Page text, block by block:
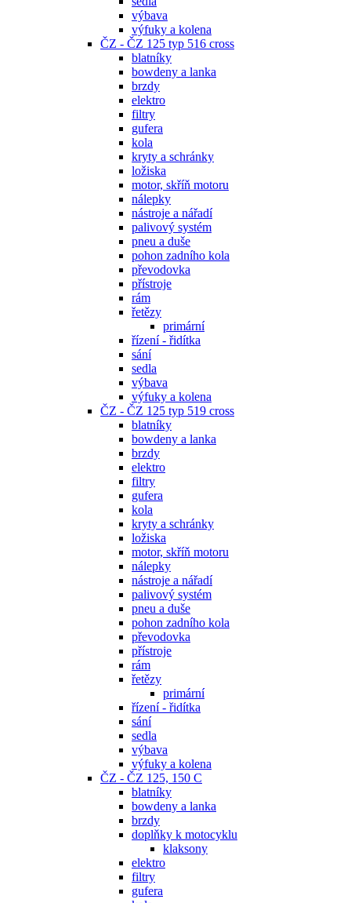
výbava
výfuky a kolena
ČZ - ČZ 125 typ 516 cross
blatníky
bowdeny a lanka
brzdy
elektro
filtry
gufera
kola
kryty a schránky
ložiska
motor, skříň motoru
nálepky
nástroje a nářadí
palivový systém
pneu a duše
pohon zadního kola
převodovka
přístroje
rám
řetězy
primární
řízení - řidítka
sání
sedla
výbava
výfuky a kolena
ČZ - ČZ 125 typ 519 cross
blatníky
bowdeny a lanka
brzdy
elektro
filtry
gufera
kola
kryty a schránky
ložiska
motor, skříň motoru
nálepky
nástroje a nářadí
palivový systém
pneu a duše
pohon zadního kola
převodovka
přístroje
rám
řetězy
primární
řízení - řidítka
sání
sedla
výbava
výfuky a kolena
ČZ - ČZ 125, 150 C
blatníky
bowdeny a lanka
brzdy
doplňky k motocyklu
klaksony
elektro
filtry
gufera